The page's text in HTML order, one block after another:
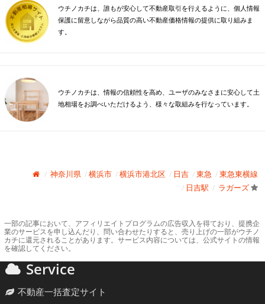
ウチノカチは、誰もが安心して不動産取引を行えるように、個人情報
保護に留意しながら品質の高い不動産価格情報の提供に取り組みま
す。
ウチノカチは、情報の信頼性を高め、ユーザのみなさまに安心して土
地相場をお調べいただけるよう、様々な取組みを行なっています。
神奈川県 横浜市 横浜市港北区 日吉 東急
東急東横線
日吉駅
ラガーズ
一部の記事において、アフィリエイトプログラムの広告収入を得ており、提携企
業のサービスを申し込んだり、問い合わせたりすると、売り上げの一部がウチノ
カチに還元されることがあります。サービス内容については、公式サイトの情報
を確認してください。
Service
不動産一括査定サイト